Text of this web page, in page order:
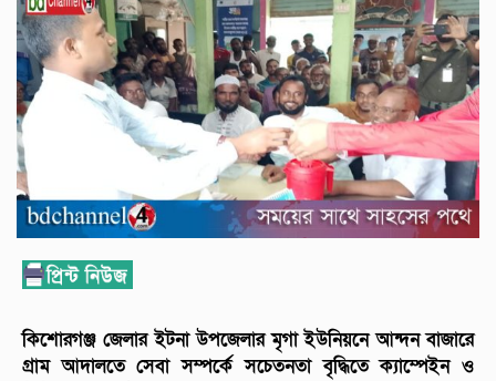
কিশোরগঞ্জ জেলার ইটনা উপজেলার মৃগা ইউনিয়নে আন্দন বাজারে
গ্রাম আদালতে সেবা সম্পর্কে সচেতনতা বৃদ্ধিতে ক্যাম্পেইন ও